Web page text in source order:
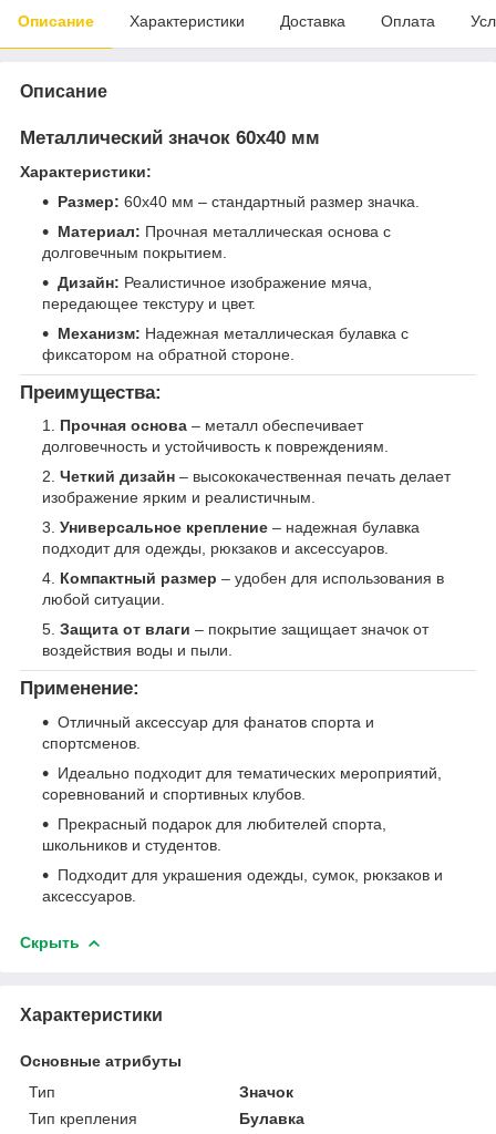
Описание Характеристики Доставка Оплата
Описание
Металлический значок 60х40 мм
Характеристики:
Размер: 60х40 мм – стандартный размер значка.
Материал: Прочная металлическая основа с
долговечным покрытием.
Дизайн: Реалистичное изображение мяча,
передающее текстуру и цвет.
Механизм: Надежная металлическая булавка с
фиксатором на обратной стороне.
Преимущества:
Прочная основа – металл обеспечивает
долговечность и устойчивость к повреждениям.
Четкий дизайн – высококачественная печать делает
изображение ярким и реалистичным.
Универсальное крепление – надежная булавка
подходит для одежды, рюкзаков и аксессуаров.
Компактный размер – удобен для использования в
любой ситуации.
Защита от влаги – покрытие защищает значок от
воздействия воды и пыли.
Применение:
Отличный аксессуар для фанатов спорта и
спортсменов.
Идеально подходит для тематических мероприятий,
соревнований и спортивных клубов.
Прекрасный подарок для любителей спорта,
школьников и студентов.
Подходит для украшения одежды, сумок, рюкзаков и
аксессуаров.
Скрыть
Характеристики
Основные атрибуты
Тип
Значок
Тип крепления
Булавка